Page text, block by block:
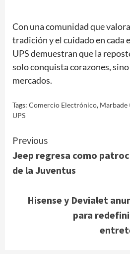
Con una comunidad que
tradición y el cuidado en cada
UPS demuestran que la
solo conquista corazones,
mercados.
Tags: Comercio Electrónico, Marbade
UPS
Continue
Reading
Previous
Jeep regresa como
de la Juventus
Hisense y Devialet
para